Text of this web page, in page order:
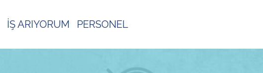
İŞ ARIYORUM
PERSONEL